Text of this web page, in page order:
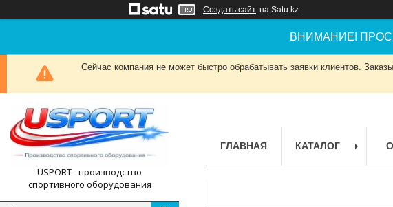
Создать сайт на Satu.kz
ВНИМАНИЕ!
Сейчас компания не может быстро обрабатывать заявки клиентов.
USPORT - производство
спортивного оборудования
ГЛАВНАЯ КАТАЛОГ